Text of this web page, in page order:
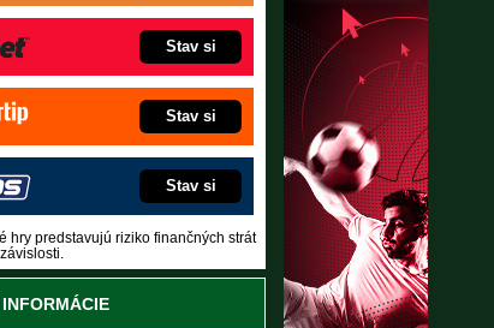
Stav si
Stav si
Stav si
hry predstavujú riziko finančných strát